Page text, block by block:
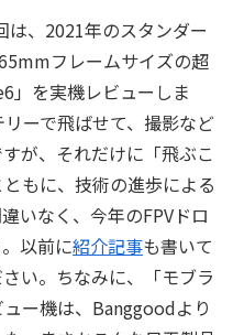
は、2021年のスタンダー
フレームサイズの超
を実機レビューしま
ーで飛ばせて、撮影など
が、それだけに「飛ぶこ
もに、技術の進歩による
いなく、今年のFPVドロ
以前に紹介記事も書いて
い。ちなみに、「モブラ
ー機は、Banggoodより